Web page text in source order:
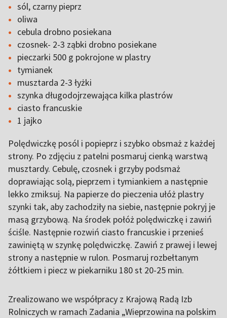
sól, czarny pieprz
oliwa
cebula drobno posiekana
czosnek- 2-3 ząbki drobno posiekane
pieczarki 500 g pokrojone w plastry
tymianek
musztarda 2-3 łyżki
szynka długodojrzewająca kilka plastrów
ciasto francuskie
1 jajko
Polędwiczkę posól i popieprz i szybko obsmaż z każdej
strony. Po zdjęciu z patelni posmaruj cienką warstwą
musztardy. Cebulę, czosnek i grzyby podsmaż
doprawiając solą, pieprzem i tymiankiem a następnie
lekko zmiksuj. Na papierze do pieczenia ułóż plastry
szynki tak, aby zachodziły na siebie, następnie pokryj je
masą grzybową. Na środek połóż polędwiczkę i zawiń
ściśle. Następnie rozwiń ciasto francuskie i przenieś
zawiniętą w szynkę polędwiczkę. Zawiń z prawej i lewej
strony a następnie w rulon. Posmaruj rozbełtanym
żółtkiem i piecz w piekarniku 180 st 20-25 min.
Zrealizowano we współpracy z Krajową Radą Izb
Rolniczych w ramach Zadania „Wieprzowina na polskim